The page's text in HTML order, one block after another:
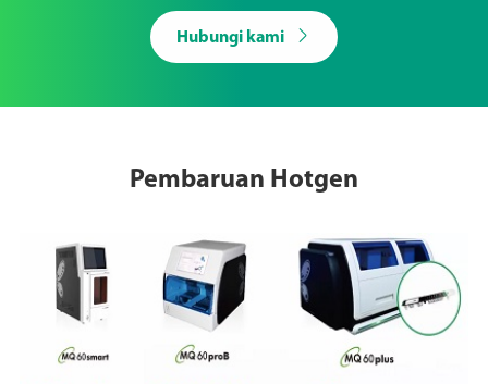
Hubungi kami 
Pembaruan Hotgen